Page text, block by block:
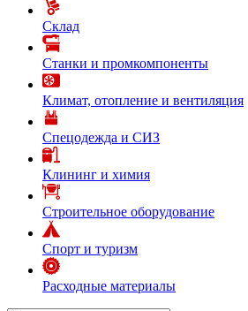
Склад
Станки и промкомпоненты
Климат, отопление и вентиляция
Спецодежда и СИЗ
Клининг и химия
Строительное оборудование
Спорт и туризм
Расходные материалы